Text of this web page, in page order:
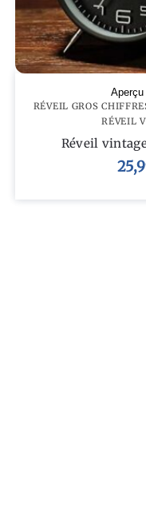
Aperçu
RÉVEIL GROS
RÉVEIL
Réveil